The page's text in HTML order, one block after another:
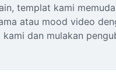
templat kami
atau mood video
dan mulakan